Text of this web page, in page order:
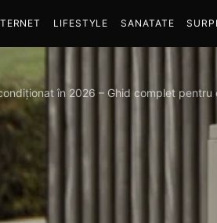
LIFESTYLE SANATATE
în 2026 – Ghid complet